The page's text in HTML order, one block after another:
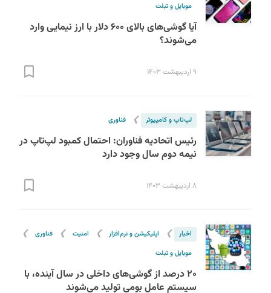
موبایل و تبلت
آیا گوشی‌های بالای ۶۰۰ دلار با ارز نیمایی وارد
می‌شوند؟
۹ اردیبهشت ۱۴۰۳
لپ‌تاپ و کامپیوتر ❯ فناوری
رئیس اتحادیه فناوران: احتمال کمبود لپ‌تاپ در
نیمه دوم سال وجود دارد
۸ اردیبهشت ۱۴۰۳
اخبار ❯ اپلیکیشن و نرم‌افزار ❯ امنیت ❯ فناوری ❯
موبایل و تبلت
۲۰ درصد از گوشی‌های داخلی در سال آینده، با
سیستم عامل بومی تولید می‌‌شوند